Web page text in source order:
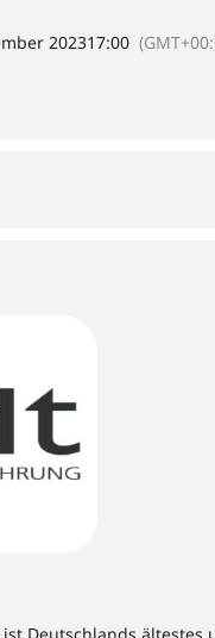
202317:00
ist Deutschlands